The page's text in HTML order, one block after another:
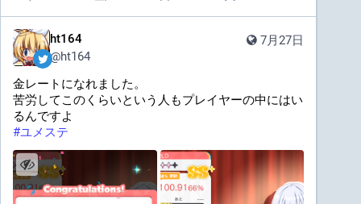
7月27日
ht164
@ht164
金レートになれました。
苦労してこのくらいという人もプレイヤーの中にはい
るんですよ
#ユメステ